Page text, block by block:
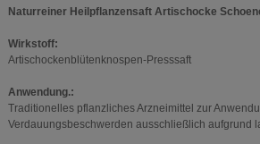
Naturreiner Heilpflanzensaft Artischocke
Wirkstoff:
Artischockenblütenknospen-Presssaft
Anwendung.:
Traditionelles pflanzliches Arzneimittel zur
Verdauungsbeschwerden ausschließlich aufgrund